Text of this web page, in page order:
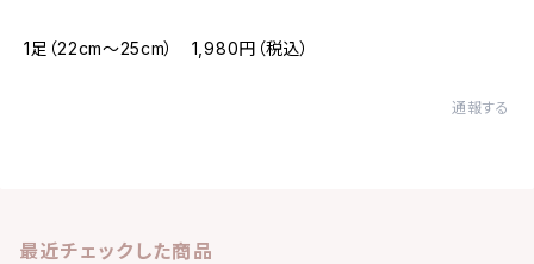
1足（22cm～25cm） 1,980円（税込）
通報する
最近チェックした商品